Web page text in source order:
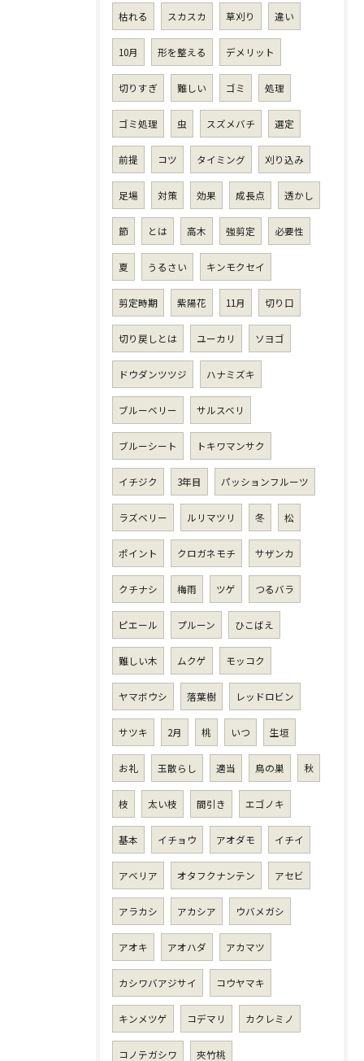
枯れる スカスカ 草刈り 違い
10月 形を整える デメリット
切りすぎ 難しい ゴミ 処理
ゴミ処理 虫 スズメバチ 選定
前提 コツ タイミング 刈り込み
足場 対策 効果 成長点 透かし
節 とは 高木 強剪定 必要性
夏 うるさい キンモクセイ
剪定時期 紫陽花 11月 切り口
切り戻しとは ユーカリ ソヨゴ
ドウダンツツジ ハナミズキ
ブルーベリー サルスベリ
ブルーシート トキワマンサク
イチジク 3年目 パッションフルーツ
ラズベリー ルリマツリ 冬 松
ポイント クロガネモチ サザンカ
クチナシ 梅雨 ツゲ つるバラ
ピエール プルーン ひこばえ
難しい木 ムクゲ モッコク
ヤマボウシ 落葉樹 レッドロビン
サツキ 2月 桃 いつ 生垣
お礼 玉散らし 適当 鳥の巣 秋
枝 太い枝 間引き エゴノキ
基本 イチョウ アオダモ イチイ
アベリア オタフクナンテン アセビ
アラカシ アカシア ウバメガシ
アオキ アオハダ アカマツ
カシワバアジサイ コウヤマキ
キンメツゲ コデマリ カクレミノ
コノテガシワ 夾竹桃